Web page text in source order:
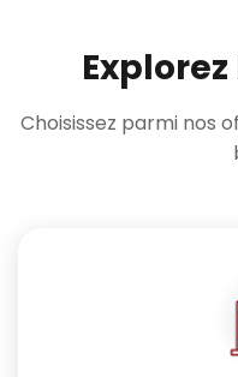
Choisissez parmi nos